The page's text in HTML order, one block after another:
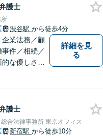
護士
渋谷駅 から徒歩4分
企業法務／顧
件／相続／
な優しさだ
お気軽にご
詳細を見
る
護士
合法律事務所 東京オフィス
新宿駅 から徒歩10分